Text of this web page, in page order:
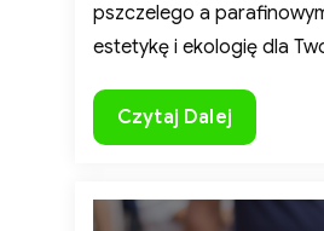
pszczelego a
estetykę i ekologię dla
Świece
z
pszczelego
Czytaj Dalej